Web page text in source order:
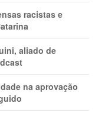
racistas e
aliado de
na aprovação